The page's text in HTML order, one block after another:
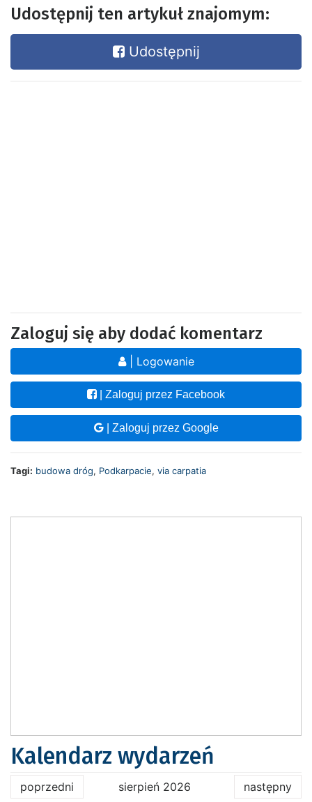
Udostępnij ten artykuł znajomym:
Udostępnij
Zaloguj się aby dodać komentarz
| Logowanie
| Zaloguj przez Facebook
| Zaloguj przez Google
Tagi: budowa dróg, Podkarpacie, via carpatia
Kalendarz wydarzeń
poprzedni sierpień 2026 następny